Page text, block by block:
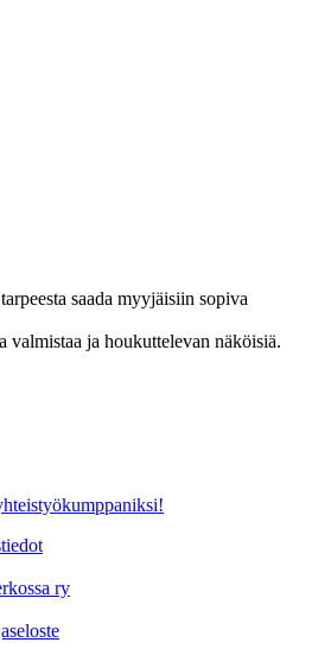
saada myyjäisiin sopiva
valmistaa ja houkuttelevan näköisiä.
ry